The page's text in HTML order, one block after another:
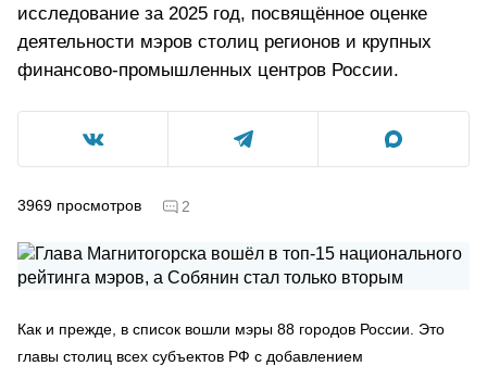
исследование за 2025 год, посвящённое оценке
деятельности мэров столиц регионов и крупных
финансово-промышленных центров России.
3969 просмотров 2
Как и прежде, в список вошли мэры 88 городов России. Это
главы столиц всех субъектов РФ с добавлением